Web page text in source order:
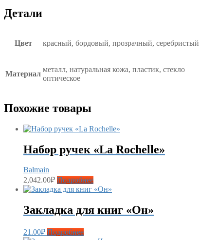
Детали
Цвет красный, бордовый, прозрачный, серебристый
Материал
металл, натуральная кожа, пластик, стекло
оптическое
Похожие товары
Набор ручек «La Rochelle»
Balmain
2,042.00₽ Подробнее
Закладка для книг «Он»
21.00₽ Подробнее